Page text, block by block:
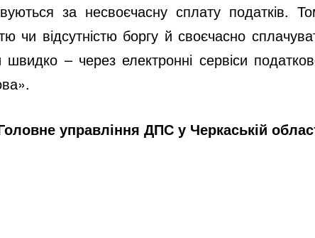
за несвоєчасну сплату податків.
чи відсутністю боргу й своєчасно
швидко – через електронні сервіси
управління ДПС у Черкаській